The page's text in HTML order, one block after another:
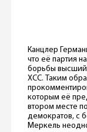
Канцлер
что её партия
борьбы высший
ХСС. Таким
которым её
втором месте
демократов, с
Меркель